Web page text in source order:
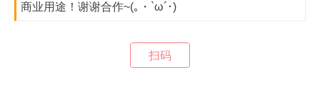
商业用途！谢谢合作~(｡・`ω´･)
扫码